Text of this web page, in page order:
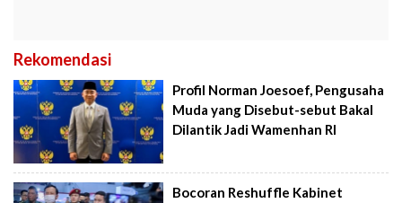
Rekomendasi
Profil Norman Joesoef, Pengusaha
Muda yang Disebut-sebut Bakal
Dilantik Jadi Wamenhan RI
Bocoran Reshuffle Kabinet